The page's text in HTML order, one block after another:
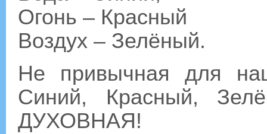
Огонь – Красный
Воздух – Зелёный.
Не привычная для
Синий, Красный,
ДУХОВНАЯ!